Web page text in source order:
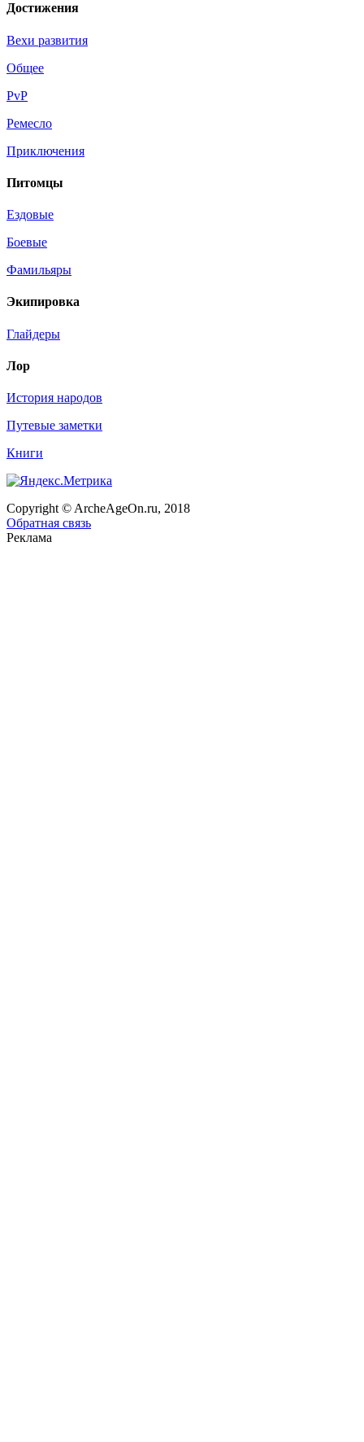
Достижения
Вехи развития
Общее
PvP
Ремесло
Приключения
Питомцы
Ездовые
Боевые
Фамильяры
Экипировка
Глайдеры
Лор
История народов
Путевые заметки
Книги
Copyright © ArcheAgeOn.ru, 2018
Обратная связь
Реклама